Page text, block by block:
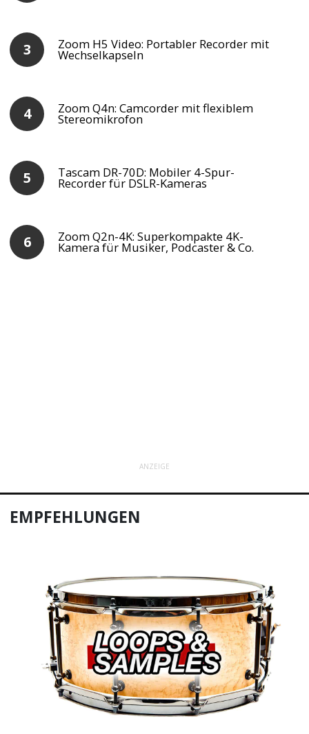
Zoom H5 Video: Portabler Recorder mit
Wechselkapseln
Zoom Q4n: Camcorder mit flexiblem
Stereomikrofon
Tascam DR-70D: Mobiler 4-Spur-
Recorder für DSLR-Kameras
Zoom Q2n-4K: Superkompakte 4K-
Kamera für Musiker, Podcaster & Co.
ANZEIGE
EMPFEHLUNGEN